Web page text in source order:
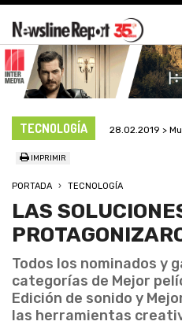
TECNOLOGÍA 28.02.2019 >
IMPRIMIR
PORTADA TECNOLOGÍA
LAS
Todos los nominados y
categorías de Mejor
Edición de sonido y
las herramientas